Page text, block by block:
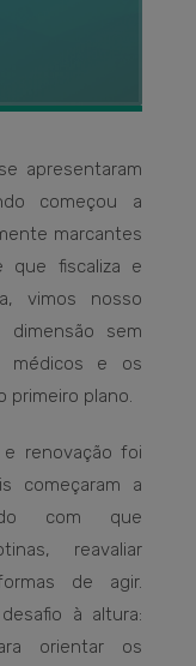
apresentaram
começou a
marcantes
que fiscaliza e
vimos nosso
sem
médicos e os
primeiro plano.
e renovação foi
começaram a
com que
reavaliar
de agir.
à altura:
orientar os